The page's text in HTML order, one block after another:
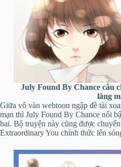
July Found By Chance câu
lãng
Giữa vô vàn webtoon ngập đề tài
mạn thì July Found By Chance nổi
hai. Bộ truyện này cũng được
Extraordinary You chính thức lên